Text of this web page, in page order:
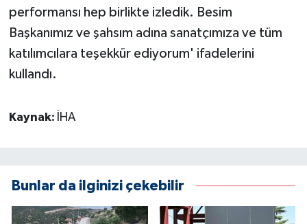
performansı hep birlikte izledik. Besim
Başkanımız ve şahsım adına sanatçımıza ve tüm
katılımcılara teşekkür ediyorum' ifadelerini
kullandı.
Kaynak: İHA
Bunlar da ilginizi çekebilir